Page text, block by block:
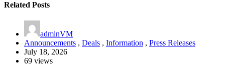
Related Posts
adminVM
Announcements , Deals , Information , Press Releases
July 18, 2026
69 views